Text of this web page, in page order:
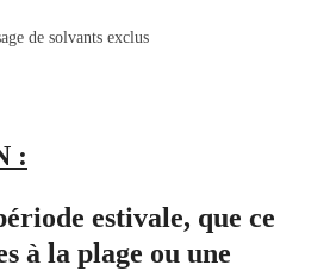
de solvants exclus
:
estivale, que ce
à la plage ou une